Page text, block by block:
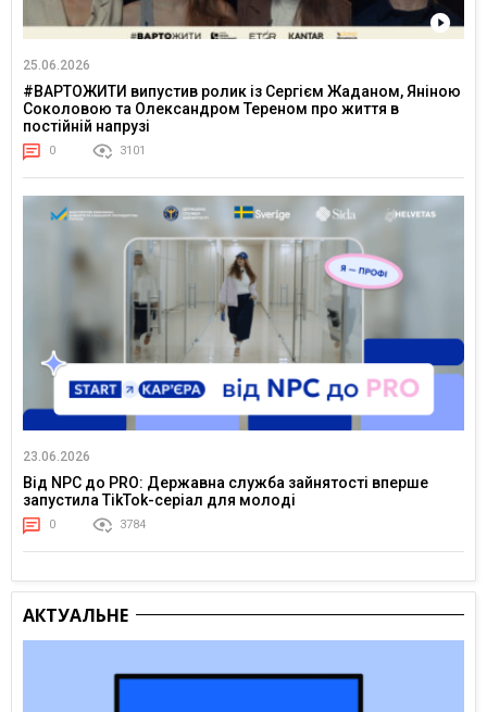
25.06.2026
#ВАРТОЖИТИ випустив ролик із Сергієм Жаданом, Яніною
Соколовою та Олександром Тереном про життя в
постійній напрузі
0 3101
23.06.2026
Від NPC до PRO: Державна служба зайнятості вперше
запустила TikTok-серіал для молоді
0 3784
АКТУАЛЬНЕ